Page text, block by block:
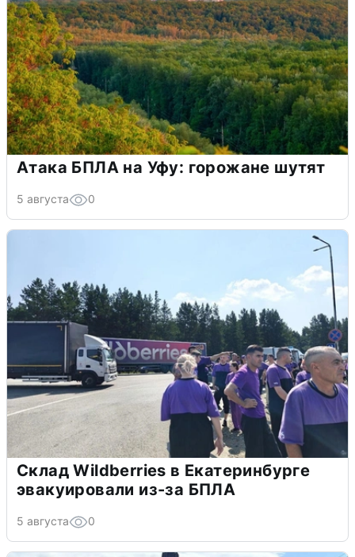
Атака БПЛА на Уфу: горожане шутят
5 августа 0
Склад Wildberries в Екатеринбурге
эвакуировали из-за БПЛА
5 августа 0